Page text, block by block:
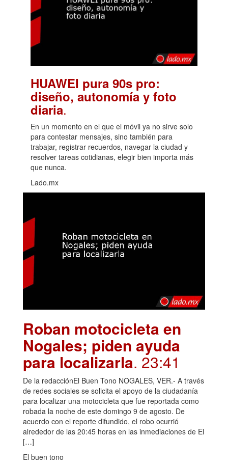
HUAWEI pura 90s pro:
diseño, autonomía y foto
diaria.
En un momento en el que el móvil ya no sirve solo
para contestar mensajes, sino también para
trabajar, registrar recuerdos, navegar la ciudad y
resolver tareas cotidianas, elegir bien importa más
que nunca.
Lado.mx
Roban motocicleta en
Nogales; piden ayuda
para localizarla. 23:41
De la redacciónEl Buen Tono NOGALES, VER.- A través
de redes sociales se solicita el apoyo de la ciudadanía
para localizar una motocicleta que fue reportada como
robada la noche de este domingo 9 de agosto. De
acuerdo con el reporte difundido, el robo ocurrió
alrededor de las 20:45 horas en las inmediaciones de El
[…]
El buen tono